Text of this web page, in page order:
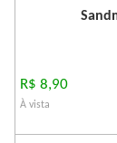
R$ 8,90
À vista